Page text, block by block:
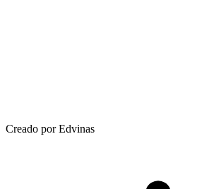
Creado por Edvinas